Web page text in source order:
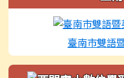
臺南市雙語